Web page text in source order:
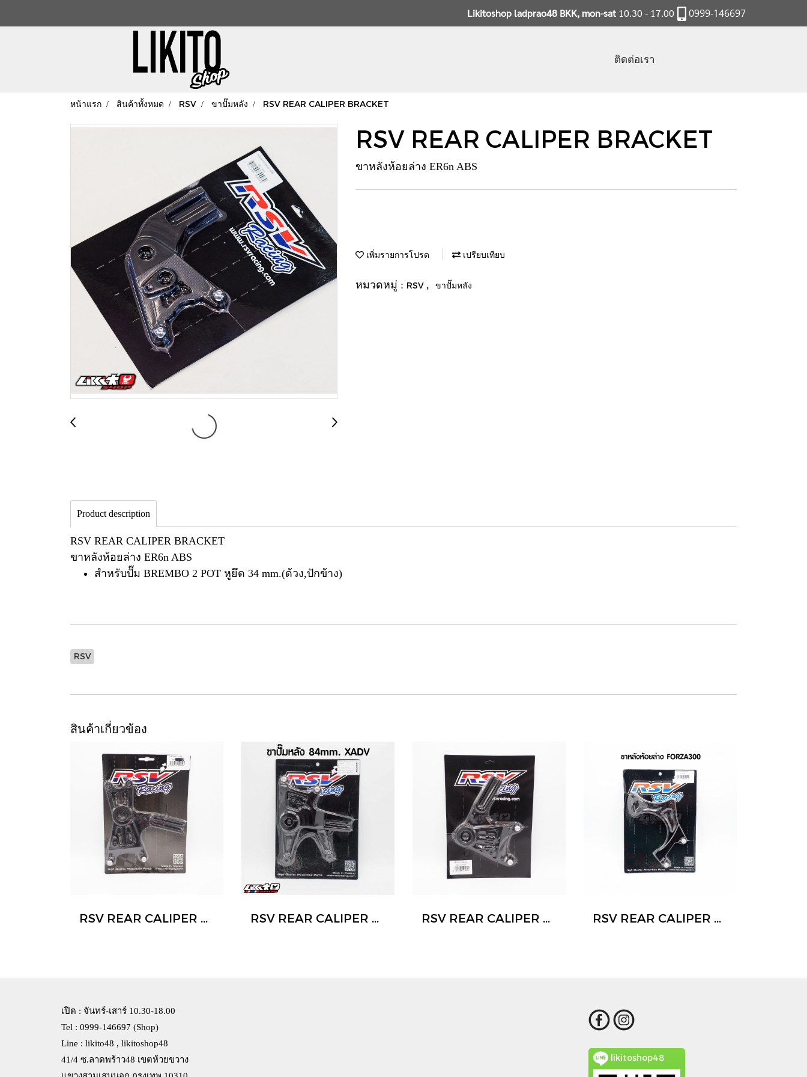
Likitoshop ladprao48 BKK, mon-sat 10.30 - 17.00 0999-146697
ติดต่อเรา
หน้าแรก สินค้าทั้งหมด RSV ขาปั๊มหลัง RSV REAR CALIPER BRACKET
RSV REAR CALIPER BRACKET
ขาหลังห้อยล่าง ER6n ABS
เพิ่มรายการโปรด เปรียบเทียบ
หมวดหมู่ : RSV , ขาปั๊มหลัง
Product description
RSV REAR CALIPER BRACKET
ขาหลังห้อยล่าง ER6n ABS
สำหรับปั๊ม BREMBO 2 POT หูยึด 34 mm.(ด้วง,ปักข้าง)
RSV
สินค้าเกี่ยวข้อง
RSV REAR CALIPER BRACKET RSV REAR CALIPER BRACKET RSV REAR CALIPER BRACKET RSV REAR CALIPER BRACKET
เปิด : จันทร์-เสาร์ 10.30-18.00
Tel : 0999-146697 (Shop)
Line : likito48 , likitoshop48
41/4 ซ.ลาดพร้าว48 เขตห้วยขวาง
likitoshop48